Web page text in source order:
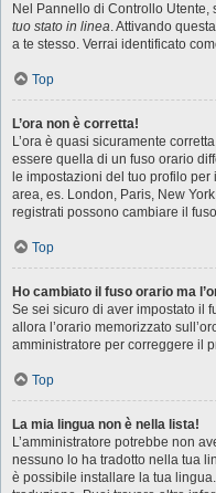
Nel Pannello di Controllo Utente,
tuo stato in linea. Attivando
a te stesso. Verrai identificato
Top
L’ora non è corretta!
L’ora è quasi sicuramente
essere quella di un fuso orario
le impostazioni del tuo profilo
area, es. London, Paris, New
registrati possono cambiare il
Top
Ho cambiato il fuso orario ma
Se sei sicuro di aver impostato il
allora l’orario memorizzato
amministratore per correggere il
Top
La mia lingua non è nella lista!
L’amministratore potrebbe non
nessuno lo ha tradotto nella tua
è possibile installare la tua